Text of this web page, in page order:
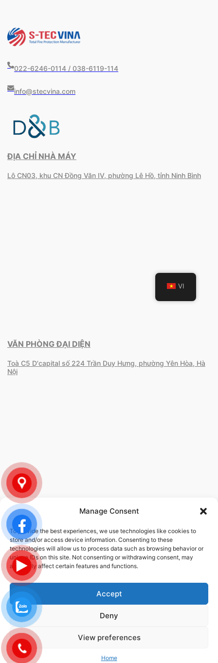
Manage Consent
To provide the best experiences, we use technologies like cookies to
store and/or access device information. Consenting to these
technologies will allow us to process data such as browsing behavior or
unique IDs on this site. Not consenting or withdrawing consent, may
adversely affect certain features and functions.
Accept
Deny
View preferences
Home
022-6246-0114 / 038-6119-114
info@stecvina.com
ĐỊA CHỈ NHÀ MÁY
Lô CN03, khu CN Đồng Văn IV, phường Lê Hồ, tỉnh Ninh Bình
VĂN PHÒNG ĐẠI DIỆN
Toà C5 D'capital số 224 Trần Duy Hưng, phường Yên Hòa, Hà
Nội
CHÍNH SÁCH
Chính sách bảo mật thông tin
Chính sách dịch vụ
© 2026 STEC-VINA | ALL RIGHTS RESERVED | DESIGNED DEVELOPED
BYDMG
Privacy Policy
VI